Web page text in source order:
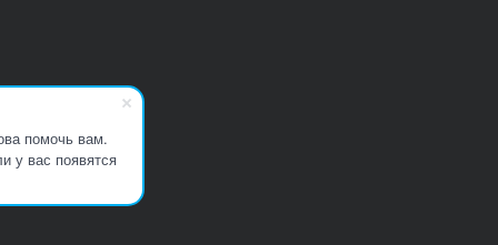
помочь вам.
у вас появятся